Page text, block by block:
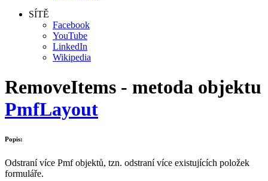
SÍTĚ
Facebook
YouTube
LinkedIn
Wikipedia
RemoveItems - metoda objektu
PmfLayout
Popis:
Odstraní více Pmfobjektů, tzn. odstraní více existujících položek
formuláře.